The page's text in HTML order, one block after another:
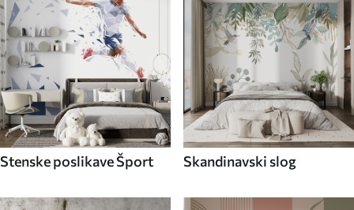
Stenske poslikave Šport Skandinavski slog